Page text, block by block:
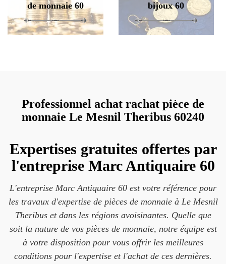
de monnaie 60
bijoux 60
Professionnel achat rachat pièce de
monnaie Le Mesnil Theribus 60240
Expertises gratuites offertes par
l'entreprise Marc Antiquaire 60
L'entreprise Marc Antiquaire 60 est votre référence pour
les travaux d'expertise de pièces de monnaie à Le Mesnil
Theribus et dans les régions avoisinantes. Quelle que
soit la nature de vos pièces de monnaie, notre équipe est
à votre disposition pour vous offrir les meilleures
conditions pour l'expertise et l'achat de ces dernières.